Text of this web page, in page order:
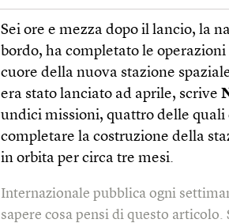
Sei ore e mezza dopo il lancio, la
bordo, ha completato le
cuore della nuova stazione
era stato lanciato ad aprile, scrive
undici missioni, quattro delle
completare la costruzione della
in orbita per circa tre mesi.
Internazionale pubblica ogni
sapere cosa pensi di questo